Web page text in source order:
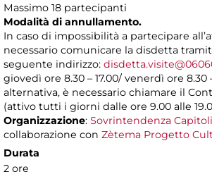
Massimo 18 partecipanti
Modalità di annullamento.
In caso di impossibilità a partecipare
necessario comunicare la disdetta
seguente indirizzo:
giovedì ore 8.30 – 17.00/ venerdì ore 8.30
alternativa, è necessario chiamare il
(attivo tutti i giorni dalle ore 9.00 alle
Organizzazione: Sovrintendenza
collaborazione con Zètema Progetto
Durata
2 ore